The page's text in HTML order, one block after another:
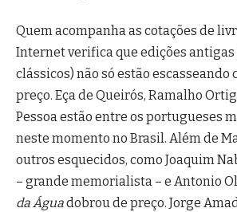
Quem acompanha as cotações de
Internet verifica que edições antigas
clássicos) não só estão escasseando
preço. Eça de Queirós, Ramalho
Pessoa estão entre os portugueses
neste momento no Brasil. Além de
outros esquecidos, como Joaquim
– grande memorialista – e Antonio
da Águadobrou de preço. Jorge